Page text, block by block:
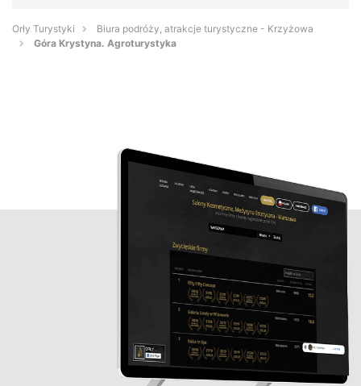
Orły Turystyki
Biura podróży, atrakcje turystyczne - Krzyżowa
Góra Krystyna. Agroturystyka